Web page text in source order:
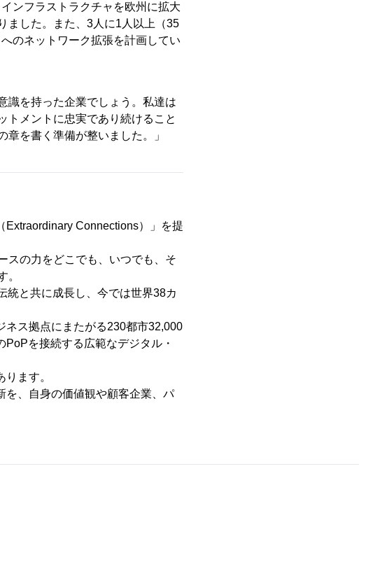
ンフラストラクチャを欧州に拡大
ました。また、3人に1人以上（35
のネットワーク拡張を計画してい
識を持った企業でしょう。私達は
トメントに忠実であり続けること
章を書く準備が整いました。」
Connections）」を提
スの力をどこでも、いつでも、そ
。
統と共に成長し、今では世界38カ
ネス拠点にまたがる230都市32,000
を接続する広範なデジタル・
ます。
を、自身の価値観や顧客企業、パ